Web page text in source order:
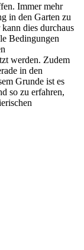
Immer mehr
in den Garten zu
dies durchaus
Bedingungen
werden. Zudem
in den
Grunde ist es
so zu erfahren,